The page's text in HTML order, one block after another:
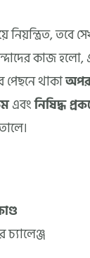
নিয়ন্ত্রিত, তবে
কাজ
পেছনে থাকা
এবংনিষিদ্ধ
চ্যালেঞ্জ